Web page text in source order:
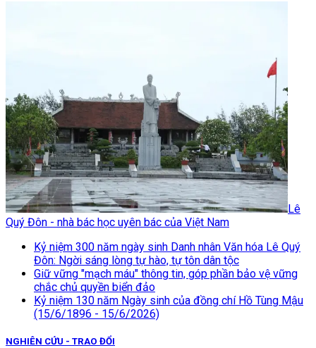
Lê
Quý Đôn - nhà bác học uyên bác của Việt Nam
Kỷ niệm 300 năm ngày sinh Danh nhân Văn hóa Lê Quý
Đôn: Ngời sáng lòng tự hào, tự tôn dân tộc
Giữ vững "mạch máu" thông tin, góp phần bảo vệ vững
chắc chủ quyền biển đảo
Kỷ niệm 130 năm Ngày sinh của đồng chí Hồ Tùng Mậu
(15/6/1896 - 15/6/2026)
NGHIÊN CỨU - TRAO ĐỔI